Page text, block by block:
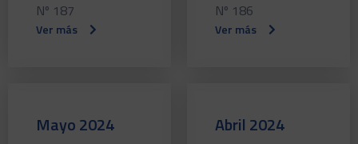
Nº 187
Ver más
Nº 186
Ver más
Mayo 2024 Abril 2024